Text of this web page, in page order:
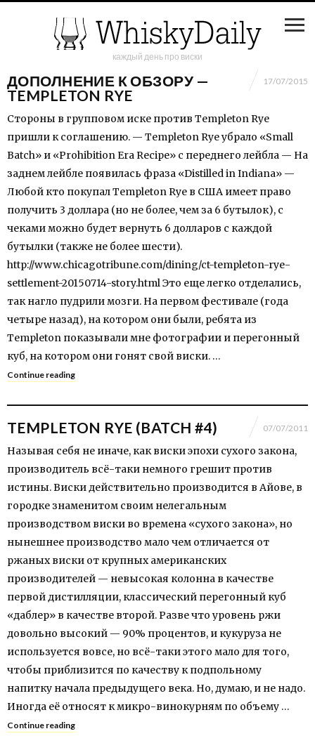
каждый день про виски
ДОПОЛНЕНИЕ К ОБЗОРУ —
TEMPLETON RYE
17/07/2015
Стороны в групповом иске против Templeton Rye
пришли к соглашению. — Templeton Rye убрало «Small
Batch» и «Prohibition Era Recipe» с переднего лейбла — На
заднем лейбле появилась фраза «Distilled in Indiana» —
Любой кто покупал Templeton Rye в США имеет право
получить 3 доллара (но не более, чем за 6 бутылок), с
чеками можно будет вернуть 6 долларов с каждой
бутылки (также не более шести).
http://www.chicagotribune.com/dining/ct-templeton-rye-
settlement-20150714-story.html Это еще легко отделались,
так нагло пудрили мозги. На первом фестивале (года
четыре назад), на котором они были, ребята из
Templeton показывали мне фотографии и перегонный
куб, на котором они гонят свой виски. …
Continue reading
TEMPLETON RYE (BATCH #4) 07/07/2011
Называя себя не иначе, как виски эпохи сухого закона,
производитель всё-таки немного грешит против
истины. Виски действительно производится в Айове, в
городке знаменитом своим нелегальным
производством виски во времена «сухого закона», но
нынешнее производство мало чем отличается от
ржаных виски от крупных американских
производителей — невысокая колонна в качестве
первой дистилляции, классический перегонный куб
«даблер» в качестве второй. Разве что уровень ржи
довольно высокий — 90% процентов, и кукуруза не
используется вовсе, но всё-таки этого мало для того,
чтобы приблизится по качеству к подпольному
напитку начала предыдущего века. Но, думаю, и не надо.
Иногда её относят к микро-винокурням по объему …
Continue reading